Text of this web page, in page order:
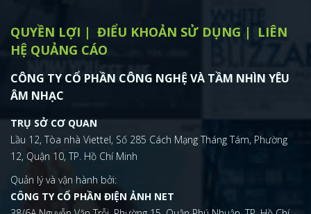
QUYỀN LỢI ĐIỂU KHOẢN SỬ DỤNG
LIÊN
HỆ QUẢNG CÁO
CÔNG TY CỔ PHẦN CÔNG NGHỆ VÀ TẦM NHÌN YÊU
ÂM NHẠC
TRỤ SỞ CƠ QUAN
Lầu 12, Tòa nhà Viettel, Số 285 Cách Mạng Tháng Tám, Phường
12, Quận 10, TP. Hồ Chí Minh
Quản lý và vận hành bởi:
CÔNG TY CỔ PHẦN ĐIỆN ẢNH NET